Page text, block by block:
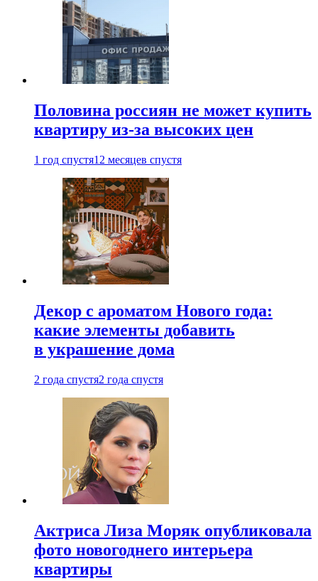
Половина россиян не может купить
квартиру из-за высоких цен
1 год спустя12 месяцев спустя
Декор с ароматом Нового года:
какие элементы добавить
в украшение дома
2 года спустя2 года спустя
Актриса Лиза Моряк опубликовала
фото новогоднего интерьера
квартиры